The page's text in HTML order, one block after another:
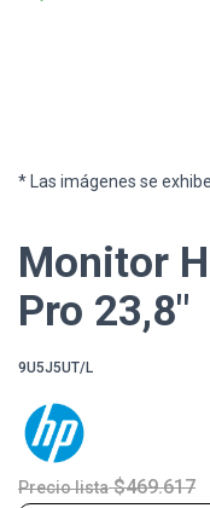
* Las imágenes se
Monitor
Pro 23,8"
9U5J5UT/L
Precio lista $469.617